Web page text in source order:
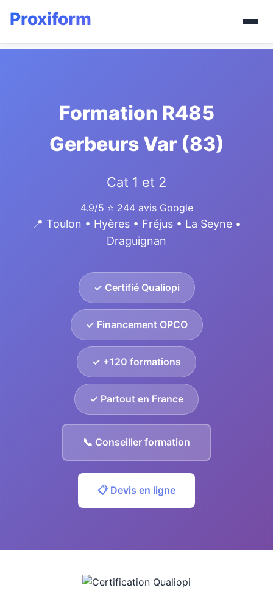
Formation R485
Gerbeurs Var (83)
Cat 1 et 2
4.9/5 ⭐ 244 avis Google
📍 Toulon • Hyères • Fréjus • La Seyne •
Draguignan
✓ Certifié Qualiopi
✓ Financement OPCO
✓ +120 formations
✓ Partout en France
📞 Conseiller formation
📋 Devis en ligne